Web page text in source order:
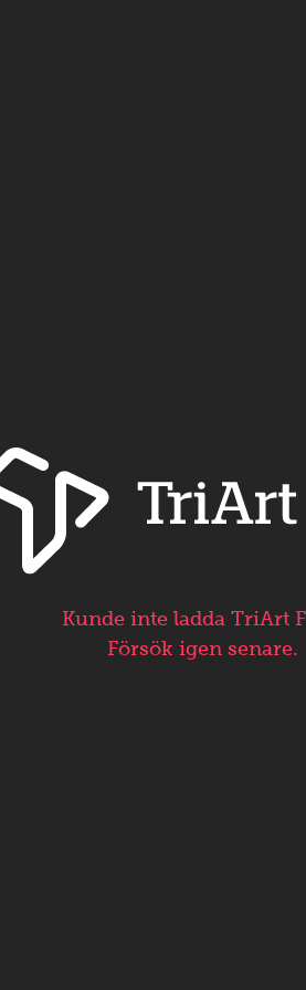
Kunde inte ladda TriArt
Försök igen senare.